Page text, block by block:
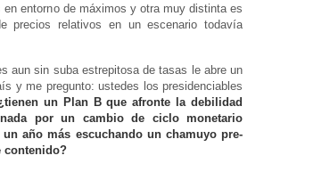
entorno de máximos y otra muy distinta es
precios relativos en un escenario todavía
aun sin suba estrepitosa de tasas le abre un
y me pregunto: ustedes los presidenciables
un Plan B que afronte la debilidad
por un cambio de ciclo monetario
año más escuchando un chamuyo pre-
contenido?